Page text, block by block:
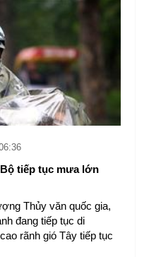
tiếp tục mưa lớn
Thủy văn quốc gia,
đang tiếp tục di
rãnh gió Tây tiếp tục